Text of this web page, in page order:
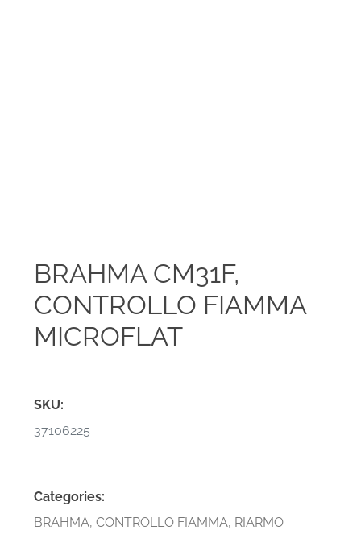
BRAHMA CM31F,
CONTROLLO FIAMMA
MICROFLAT
SKU:
37106225
Categories:
BRAHMA,CONTROLLO FIAMMA, RIARMO